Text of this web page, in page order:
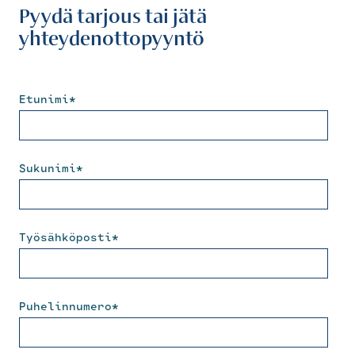
Pyydä tarjous tai jätä
yhteydenottopyyntö
Etunimi*
Sukunimi*
Työsähköposti*
Puhelinnumero*